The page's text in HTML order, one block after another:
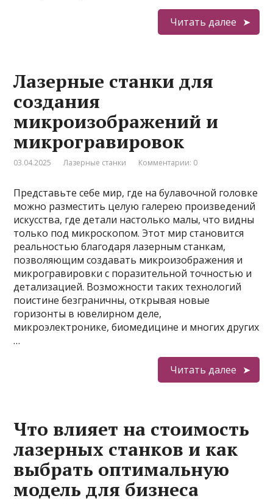
Читать далее
Лазерные станки для
создания
микроизображений и
микрогравировок
03.04.2025 Лазерные станки Комментарии: 0
Представьте себе мир, где на булавочной головке
можно разместить целую галерею произведений
искусства, где детали настолько малы, что видны
только под микроскопом. Этот мир становится
реальностью благодаря лазерным станкам,
позволяющим создавать микроизображения и
микрогравировки с поразительной точностью и
детализацией. Возможности таких технологий
поистине безграничны, открывая новые
горизонты в ювелирном деле,
микроэлектронике, биомедицине и многих других
…
Читать далее
Что влияет на стоимость
лазерных станков и как
выбрать оптимальную
модель для бизнеса